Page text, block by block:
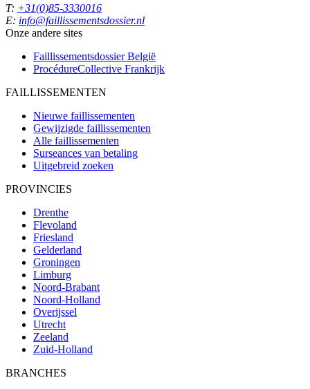
T: +31(0)85-3330016
E: info@faillissementsdossier.nl
Onze andere sites
Faillissementsdossier België
ProcédureCollective Frankrijk
FAILLISSEMENTEN
Nieuwe faillissementen
Gewijzigde faillissementen
Alle faillissementen
Surseances van betaling
Uitgebreid zoeken
PROVINCIES
Drenthe
Flevoland
Friesland
Gelderland
Groningen
Limburg
Noord-Brabant
Noord-Holland
Overijssel
Utrecht
Zeeland
Zuid-Holland
BRANCHES